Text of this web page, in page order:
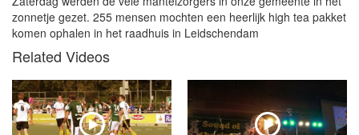
zonnetje gezet. 255 mensen mochten een heerlijk high tea pakket
komen ophalen in het raadhuis in Leidschendam
Related Videos